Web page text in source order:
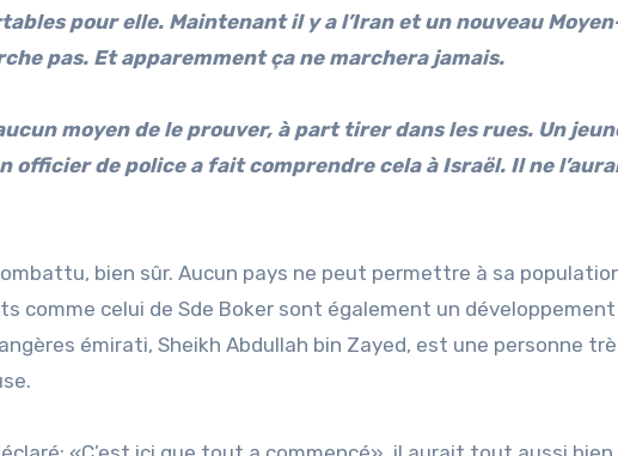
pour elle. Maintenant il y a l’Iran et un nouveau
pas. Et apparemment ça ne marchera jamais.
moyen de le prouver, à part tirer dans les rues. Un
officier de police a fait comprendre cela à Israël. Il ne
bien sûr. Aucun pays ne peut permettre à sa
comme celui de Sde Boker sont également un
émirati, Sheikh Abdullah bin Zayed, est une personne